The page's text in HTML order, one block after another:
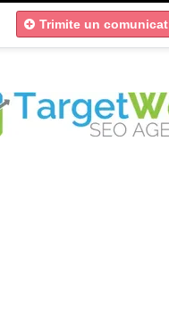
Trimite un comunicat